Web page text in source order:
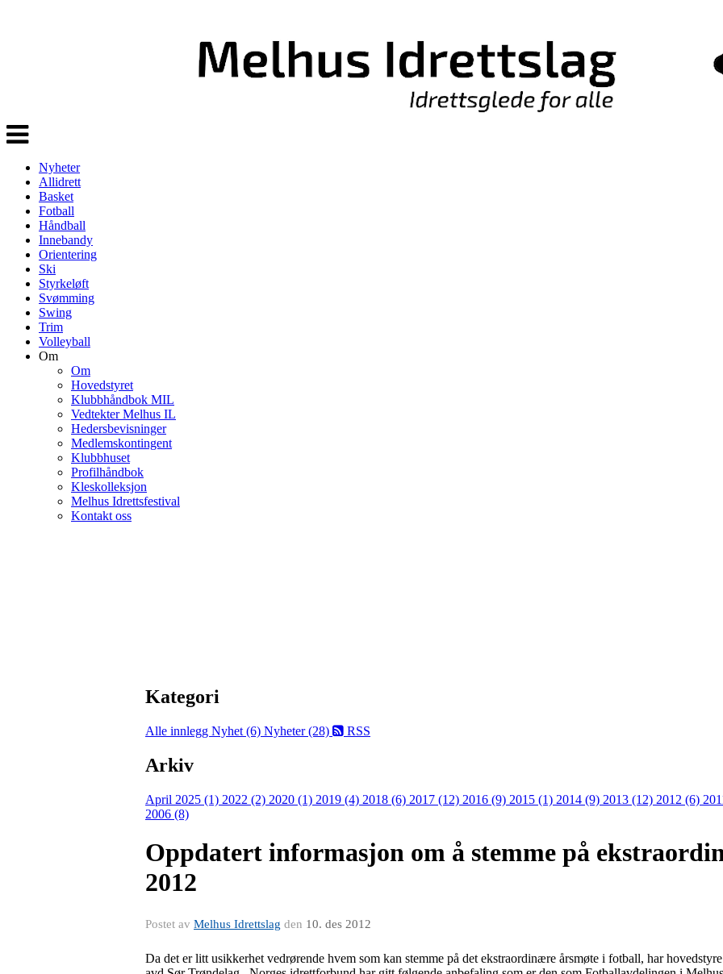
Veksle
navigasjon
Nyheter
Allidrett
Basket
Fotball
Håndball
Innebandy
Orientering
Ski
Styrkeløft
Svømming
Swing
Trim
Volleyball
Om
Om
Hovedstyret
Klubbhåndbok MIL
Vedtekter Melhus IL
Hedersbevisninger
Medlemskontingent
Klubbhuset
Profilhåndbok
Kleskolleksjon
Melhus Idrettsfestival
Kontakt oss
Kategori
Alle innlegg Nyhet (6) Nyheter (28) RSS
Arkiv
April 2025 (1) 2022 (2) 2020 (1) 2019 (4) 2018 (6) 2017 (12) 2016 (9) 2015 (1) 2014 (9) 2013 (12) 2012 (6)
2006 (8)
Oppdatert informasjon om å stemme på
2012
Postet av Melhus Idrettslag den 10. des 2012
Da det er litt usikkerhet vedrørende hvem som kan stemme på det ekstraordinære årsmøte i fotball, har